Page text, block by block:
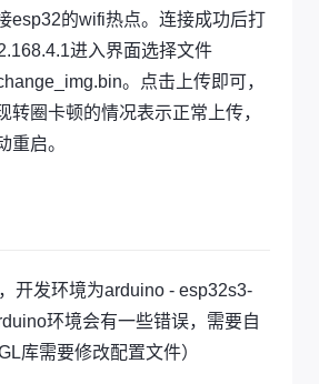
esp32的wifi热点。连接成功后打
进入界面选择文件
。点击上传即可，
转圈卡顿的情况表示正常上传，
重启。
开发环境为arduino - esp32s3-
环境会有一些错误，需要自
库需要修改配置文件）